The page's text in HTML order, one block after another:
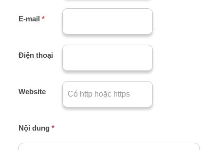
E-mail *
Điện thoại
Website
Nội dung *